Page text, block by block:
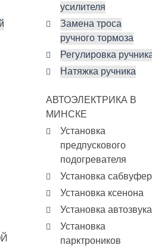
усилителя
Замена троса
ручного тормоза
Регулировка
Натяжка ручника
АВТОЭЛЕКТРИКА В
МИНСКЕ
Установка
предпускового
подогревателя
Установка
Установка ксенона
Установка автозвука
Установка
парктроников